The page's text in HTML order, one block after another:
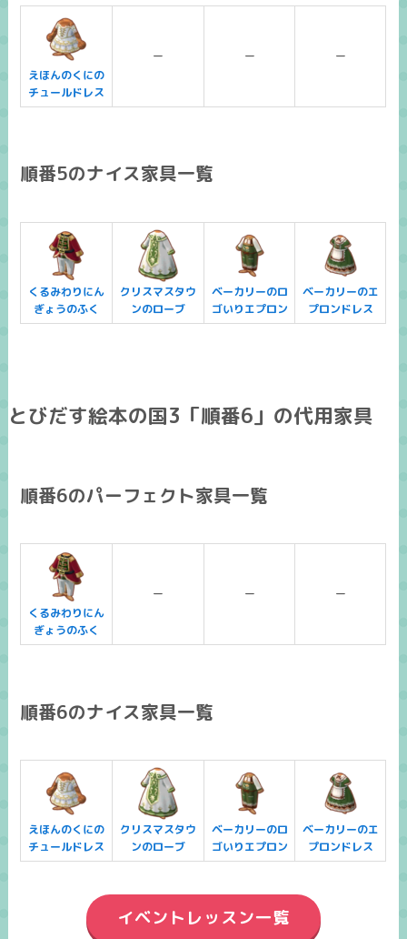
えほんのくにの
チュールドレス
ー ー ー
順番5のナイス家具一覧
くるみわりにん
ぎょうのふく
クリスマスタウ
ンのローブ
ベーカリーのロ
ゴいりエプロン
ベーカリーのエ
プロンドレス
とびだす絵本の国3「順番6」の代用家具
順番6のパーフェクト家具一覧
くるみわりにん
ぎょうのふく
ー ー ー
順番6のナイス家具一覧
えほんのくにの
チュールドレス
クリスマスタウ
ンのローブ
ベーカリーのロ
ゴいりエプロン
ベーカリーのエ
プロンドレス
イベントレッスン一覧